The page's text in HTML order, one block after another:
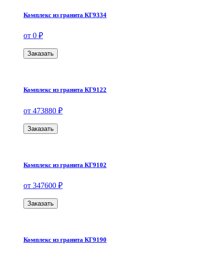
Комплекс из гранита КГ9334
от 0 ₽
Заказать
Комплекс из гранита КГ9122
от 473880 ₽
Заказать
Комплекс из гранита КГ9102
от 347600 ₽
Заказать
Комплекс из гранита КГ9190